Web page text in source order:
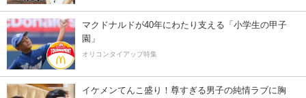
マクドナルドが40年にわたり支える「小学生の甲子
園」
オリコンタイアップ特集
イケメンてんこ盛り！尊すぎる男子の純情ラブに胸